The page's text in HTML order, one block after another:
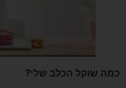
כמה שוקל הכלב שלי?